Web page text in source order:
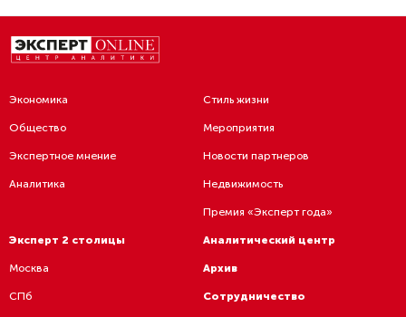
Экономика
Общество
Экспертное мнение
Аналитика
Стиль жизни
Мероприятия
Новости партнеров
Недвижимость
Премия «Эксперт года»
Эксперт 2 столицы
Москва
СПб
Аналитический центр
Архив
Сотрудничество